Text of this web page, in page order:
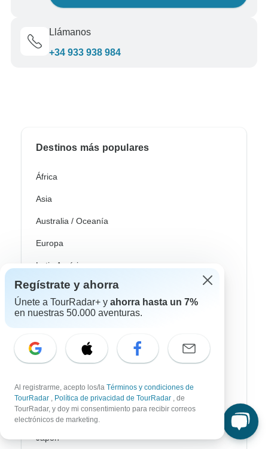
Llámanos
+34 933 938 984
Destinos más populares
África
Asia
Australia / Oceanía
Europa
Latin América
América del Sur
Egipto
Sudáfrica
China
India
Japón
Regístrate y ahorra
Únete a TourRadar+ y ahorra hasta un 7%
en nuestras 50.000 aventuras.
Al registrarme, acepto los/la Términos y condiciones de
TourRadar , Política de privacidad de TourRadar , de
TourRadar, y doy mi consentimiento para recibir correos
electrónicos de marketing.